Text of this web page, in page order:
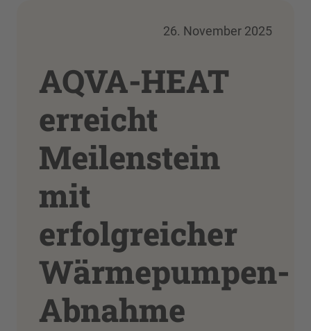
26. November 2025
AQVA-HEAT
erreicht
Meilenstein
mit
erfolgreicher
Wärmepumpen-
Abnahme